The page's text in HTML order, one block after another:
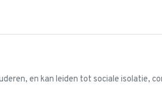
en kan leiden tot sociale isolatie,